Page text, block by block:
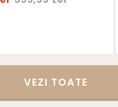
VEZI TOATE